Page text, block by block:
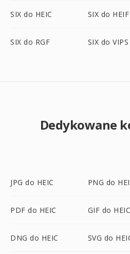
SIX do HEIC SIX do HEIF
SIX do RGF SIX do VIPS
Dedykowane
JPG do HEIC PNG do
PDF do HEIC GIF do HEIC
DNG do HEIC SVG do